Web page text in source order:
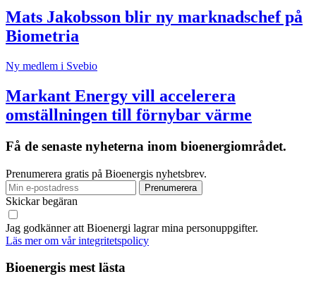
Mats Jakobsson blir ny marknadschef på
Biometria
Ny medlem i Svebio
Markant Energy vill accelerera
omställningen till förnybar värme
Få de senaste nyheterna inom bioenergiområdet.
Prenumerera gratis på Bioenergis nyhetsbrev.
Skickar begäran
Jag godkänner att Bioenergi lagrar mina personuppgifter.
Läs mer om vår integritetspolicy
Bioenergis mest lästa